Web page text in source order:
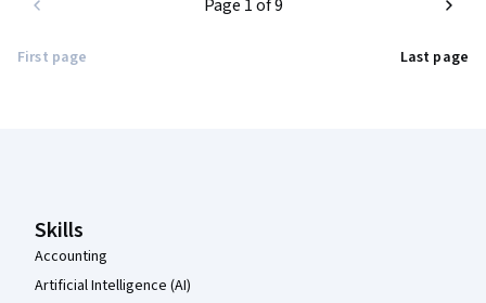
First page
Page 1 of 9
Last page
Skills
Accounting
Artificial Intelligence (AI)